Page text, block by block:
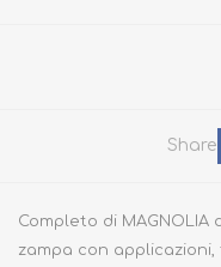
Share
Completo di
zampa con